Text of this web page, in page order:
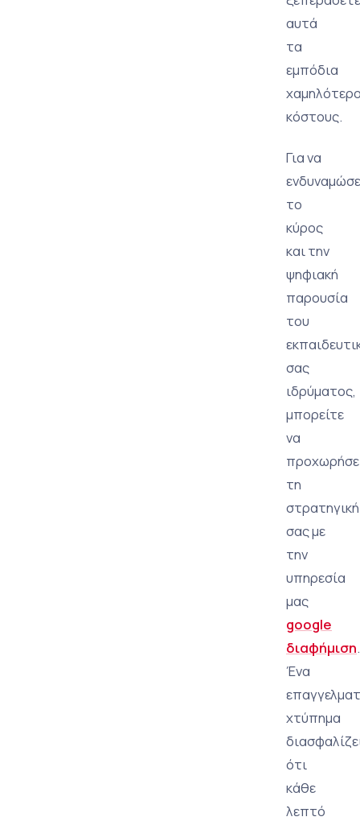
αυτά
τα
εμπόδια
κόστους.
Για να
το
κύρος
και την
ψηφιακή
παρουσία
του
σας
ιδρύματος,
μπορείτε
να
τη
στρατηγική
σας με
την
υπηρεσία
μας
google
διαφήμιση.
Ένα
χτύπημα
ότι
κάθε
λεπτό